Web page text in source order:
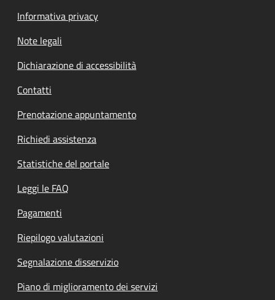
Informativa privacy
Note legali
Dichiarazione di accessibilità
Contatti
Prenotazione appuntamento
Richiedi assistenza
Statistiche del portale
Leggi le FAQ
Pagamenti
Riepilogo valutazioni
Segnalazione disservizio
Piano di miglioramento dei servizi